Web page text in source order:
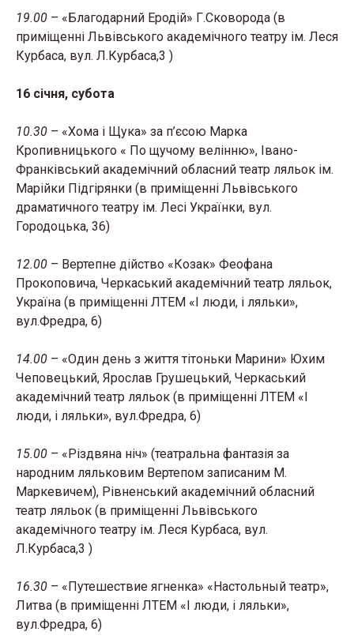
19.00 – «Благодарний Еродій» Г.Сковорода (в
приміщенні Львівського академічного театру ім. Леся
Курбаса, вул. Л.Курбаса,3 )
16 січня, субота
10.30 – «Хома і Щука» за п’єсою Марка
Кропивницького « По щучому велінню», Івано-
Франківський академічний обласний театр ляльок ім.
Марійки Підгірянки (в приміщенні Львівського
драматичного театру ім. Лесі Українки, вул.
Городоцька, 36)
12.00 – Вертепне дійство «Козак» Феофана
Прокоповича, Черкаський академічний театр ляльок,
Україна (в приміщенні ЛТЕМ «І люди, і ляльки»,
вул.Фредра, 6)
14.00 – «Один день з життя тітоньки Марини» Юхим
Чеповецький, Ярослав Грушецький, Черкаський
академічний театр ляльок (в приміщенні ЛТЕМ «І
люди, і ляльки», вул.Фредра, 6)
15.00 – «Різдвяна ніч» (театральна фантазія за
народним ляльковим Вертепом записаним М.
Маркевичем), Рівненський академічний обласний
театр ляльок (в приміщенні Львівського
академічного театру ім. Леся Курбаса, вул.
Л.Курбаса,3 )
16.30 – «Путешествие ягненка» «Настольный театр»,
Литва (в приміщенні ЛТЕМ «І люди, і ляльки»,
вул.Фредра, 6)